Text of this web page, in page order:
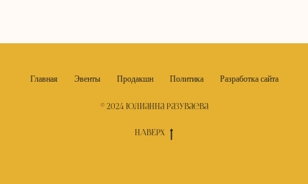
Главная Эвенты Продакшн Политика Разработка сайта
© 2024 Юлианна Разуваева
НАВЕРХ